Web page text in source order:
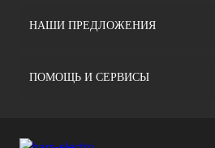
НАШИ ПРЕДЛОЖЕНИЯ
ПОМОЩЬ И СЕРВИСЫ